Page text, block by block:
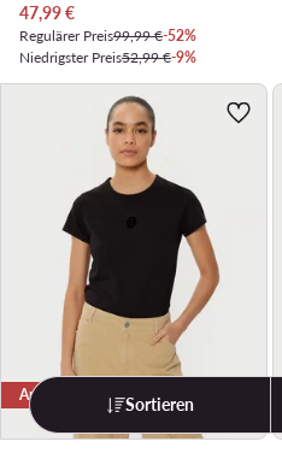
Aktueller Preis
47,99€
Regulärer Preis99,99 €-52%
Niedrigster Preis52,99 €-9%
Angebot Sortieren